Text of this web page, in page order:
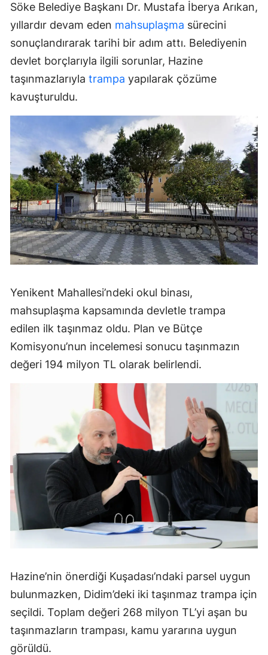
Söke Belediye Başkanı Dr. Mustafa İberya Arıkan,
yıllardır devam eden mahsuplaşma sürecini
sonuçlandırarak tarihi bir adım attı. Belediyenin
devlet borçlarıyla ilgili sorunlar, Hazine
taşınmazlarıyla trampa yapılarak çözüme
kavuşturuldu.
Yenikent Mahallesi’ndeki okul binası,
mahsuplaşma kapsamında devletle trampa
edilen ilk taşınmaz oldu. Plan ve Bütçe
Komisyonu’nun incelemesi sonucu taşınmazın
değeri 194 milyon TL olarak belirlendi.
Hazine’nin önerdiği Kuşadası’ndaki parsel uygun
bulunmazken, Didim’deki iki taşınmaz trampa için
seçildi. Toplam değeri 268 milyon TL’yi aşan bu
taşınmazların trampası, kamu yararına uygun
görüldü.